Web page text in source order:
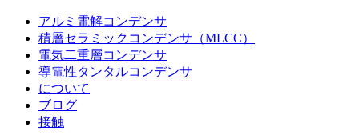
アルミ電解コンデンサ
積層セラミックコンデンサ（MLCC）
電気二重層コンデンサ
導電性タンタルコンデンサ
について
ブログ
接触